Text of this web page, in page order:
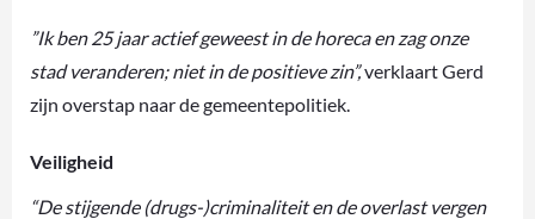
”Ik ben 25 jaar actief geweest in de horeca en zag onze
stad veranderen; niet in de positieve zin”,verklaart Gerd
zijn overstap naar de gemeentepolitiek.
Veiligheid
“De stijgende (drugs-)criminaliteit en de overlast vergen